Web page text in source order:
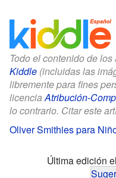
Todo el contenido de
Kiddle (incluidas las
libremente para fines
licenciaAtribución-
lo contrario. Citar este
Oliver Smithies para
Última edición